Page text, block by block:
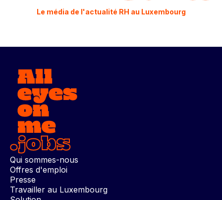
Le média de l'actualité RH au Luxembourg
Qui sommes-nous
Offres d'emploi
Presse
Travailler au Luxembourg